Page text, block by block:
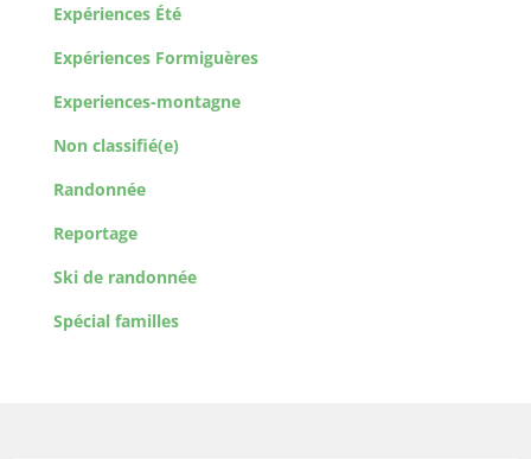
Expériences Été
Expériences Formiguères
Experiences-montagne
Non classifié(e)
Randonnée
Reportage
Ski de randonnée
Spécial familles